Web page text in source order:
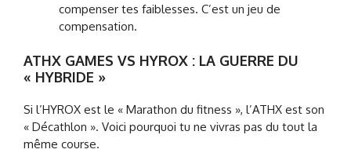
compenser tes faiblesses. C’est un jeu de
compensation.
ATHX GAMES VS HYROX : LA GUERRE DU
« HYBRIDE »
Si l’HYROX est le « Marathon du fitness », l’ATHX est son
« Décathlon ». Voici pourquoi tu ne vivras pas du tout la
même course.